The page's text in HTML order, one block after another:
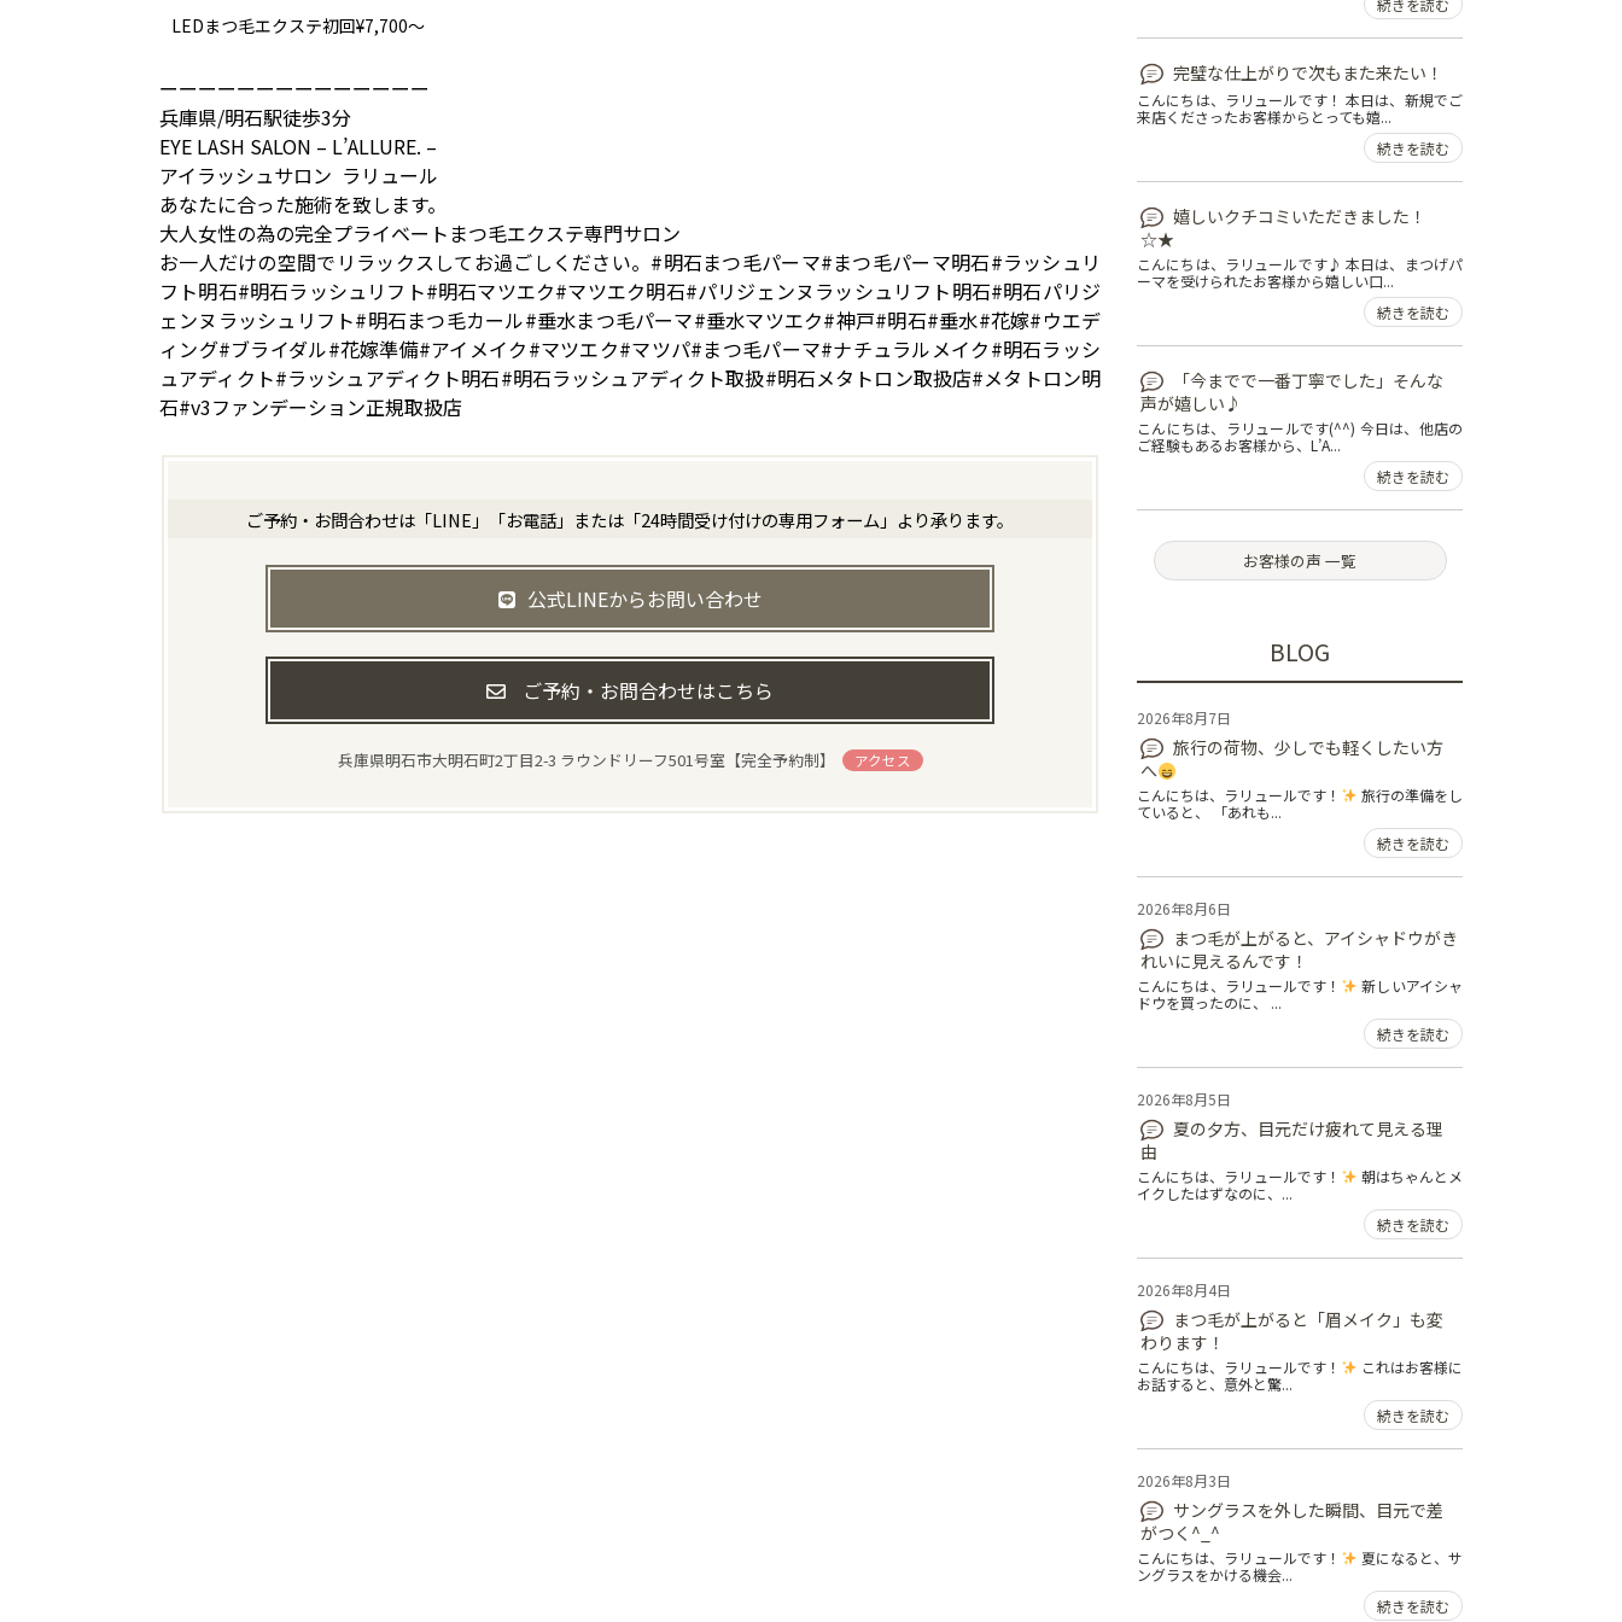
LEDまつ毛エクステ初回¥7,700～
ーーーーーーーーーーーーーー
兵庫県/明石駅徒歩3分
EYE LASH SALON – L’ALLURE. –
アイラッシュサロン ラリュール
あなたに合った施術を致します。
大人女性の為の完全プライベートまつ毛エクステ専門サロン
お一人だけの空間でリラックスしてお過ごしください。#明石まつ毛パーマ#まつ毛パーマ明石#ラッシュリ
フト明石#明石ラッシュリフト#明石マツエク#マツエク明石#パリジェンヌラッシュリフト明石#明石パリジ
ェンヌラッシュリフト#明石まつ毛カール#垂水まつ毛パーマ#垂水マツエク#神戸#明石#垂水#花嫁#ウエデ
ィング#ブライダル#花嫁準備#アイメイク#マツエク#マツパ#まつ毛パーマ#ナチュラルメイク#明石ラッシ
ュアディクト#ラッシュアディクト明石#明石ラッシュアディクト取扱#明石メタトロン取扱店#メタトロン明
石#v3ファンデーション正規取扱店
ご予約・お問合わせは「LINE」「お電話」または「24時間受け付けの専用フォーム」より承ります。
公式LINEからお問い合わせ
ご予約・お問合わせはこちら
兵庫県明石市大明石町2丁目2-3 ラウンドリーフ501号室【完全予約制】 アクセス
完璧な仕上がりで次もまた来たい！
こんにちは、ラリュールです！ 本日は、新規でご
来店くださったお客様からとっても嬉...
続きを読む
嬉しいクチコミいただきました！
☆★
こんにちは、ラリュールです♪ 本日は、まつげパ
ーマを受けられたお客様から嬉しい口...
続きを読む
「今までで一番丁寧でした」そんな
声が嬉しい♪
こんにちは、ラリュールです(^^) 今日は、他店の
ご経験もあるお客様から、L’A...
続きを読む
お客様の声 一覧
BLOG
2026年8月7日
旅行の荷物、少しでも軽くしたい方
へ
こんにちは、ラリュールです！
旅行の準備をし
ていると、 「あれも...
続きを読む
2026年8月6日
まつ毛が上がると、アイシャドウがき
れいに見えるんです！
こんにちは、ラリュールです！
新しいアイシャ
ドウを買ったのに、 ...
続きを読む
2026年8月5日
夏の夕方、目元だけ疲れて見える理
由
こんにちは、ラリュールです！
朝はちゃんとメ
イクしたはずなのに、...
続きを読む
2026年8月4日
まつ毛が上がると「眉メイク」も変
わります！
こんにちは、ラリュールです！
これはお客様に
お話すると、意外と驚...
続きを読む
2026年8月3日
サングラスを外した瞬間、目元で差
がつく^_^
こんにちは、ラリュールです！
夏になると、サ
ングラスをかける機会...
続きを読む